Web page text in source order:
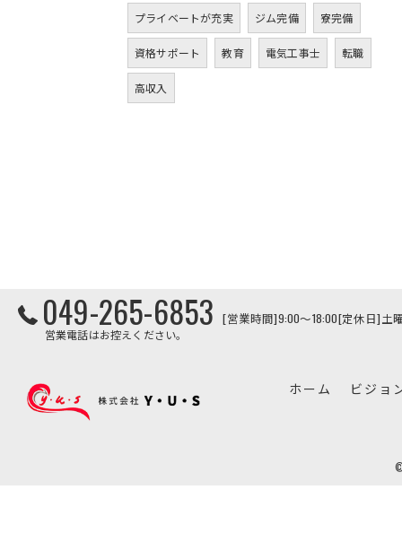
プライベートが充実 ジム完備 寮完備
資格サポート 教育 電気工事士 転職
高収入
049-265-6853
営業電話はお控えください。
[営業時間]9:00～18:00[定休日]土
ホーム ビジョ